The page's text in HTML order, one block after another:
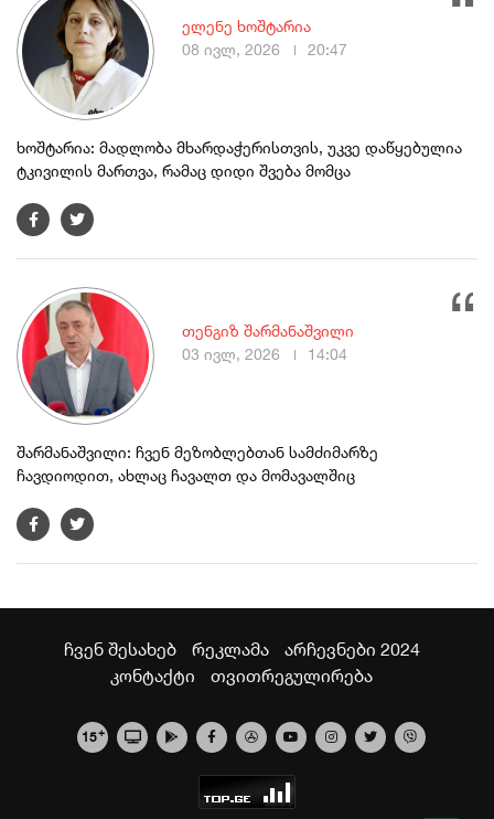
ხოშტარია: მადლობა მხარდაჭერისთვის, უკვე დაწყებულია
ტკივილის მართვა, რამაც დიდი შვება მომცა
ელენე ხოშტარია
08 ივლ, 2026
20:47
შარმანაშვილი: ჩვენ მეზობლებთან სამძიმარზე
ჩავდიოდით, ახლაც ჩავალთ და მომავალშიც
თენგიზ შარმანაშვილი
03 ივლ, 2026
14:04
ჩვენ შესახებ რეკლამა
არჩევნები 2024
კონტაქტი
თვითრეგულირება
15+